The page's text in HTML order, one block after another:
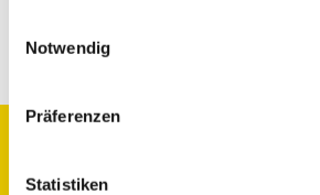
Notwendig
Präferenzen
Statistiken